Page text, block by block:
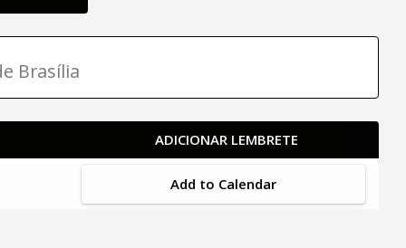
Brasília
ADICIONAR LEMBRETE
Add to Calendar